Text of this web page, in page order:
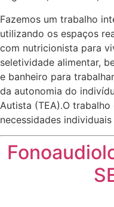
Fazemos um trabalho
utilizando os espaços
com nutricionista para
seletividade alimentar,
e banheiro para
da autonomia do
Autista (TEA).O
necessidades